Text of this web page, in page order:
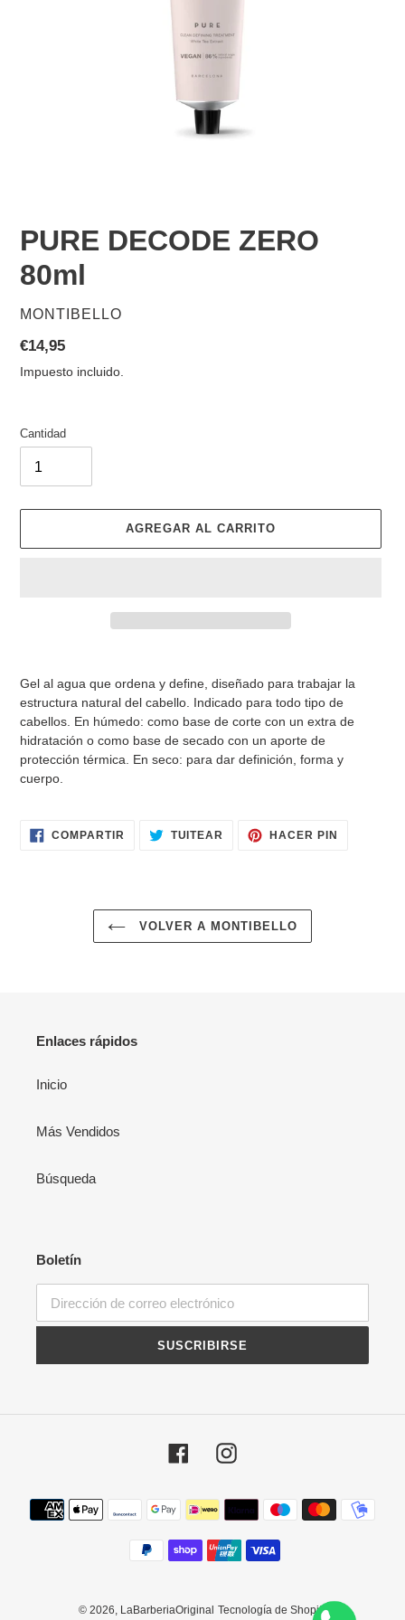
PURE DECODE ZERO
80ml
PROVEEDOR
MONTIBELLO
Precio
habitual
€14,95
Impuesto incluido.
Cantidad
AGREGAR AL CARRITO
producto
de
compra
Gel al agua que ordena y define, diseñado para trabajar la
estructura natural del cabello. Indicado para todo tipo de
cabellos. En húmedo: como base de corte con un extra de
hidratación o como base de secado con un aporte de
protección térmica. En seco: para dar definición, forma y
cuerpo.
COMPARTIR COMPARTIRTUITEAR TUITEARHACER PIN
VOLVER A MONTIBELLO
Enlaces rápidos
Inicio
Más Vendidos
Búsqueda
Boletín
SUSCRIBIRSE
FacebookInstagram
Métodos
de
pago
© 2026, LaBarberiaOriginal Tecnología de Shopify